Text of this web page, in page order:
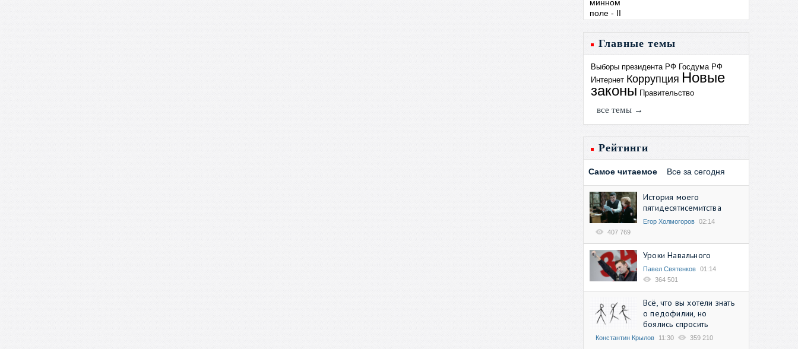
Главные темы
Выборы президента РФ Госдума РФ
Интернет Коррупция Новые
законы Правительство
все темы →
Рейтинги
Самое читаемое Все за сегодня
История моего
пятидесятисемитства
Егор Холмогоров 02:14
407 769
Уроки Навального
Павел Святенков 01:14
364 501
Всё, что вы хотели знать
о педофилии, но
боялись спросить
Константин Крылов 11:30 359 210